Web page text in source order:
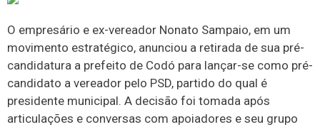
O empresário e ex-vereador Nonato Sampaio, em um
movimento estratégico, anunciou a retirada de sua pré-
candidatura a prefeito de Codó para lançar-se como pré-
candidato a vereador pelo PSD, partido do qual é
presidente municipal. A decisão foi tomada após
articulações e conversas com apoiadores e seu grupo